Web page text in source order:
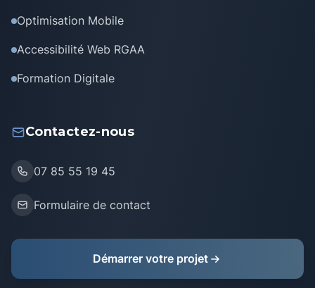
Optimisation Mobile
Accessibilité Web RGAA
Formation Digitale
Contactez-nous
07 85 55 19 45
Formulaire de contact
Démarrer votre projet